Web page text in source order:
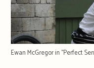
Ewan McGregor in ''Perfect